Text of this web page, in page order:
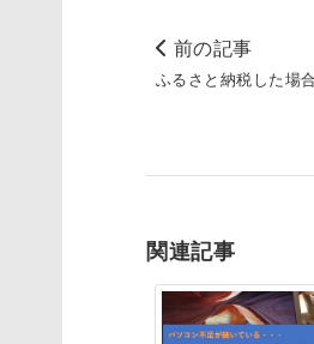
前の記事
ふるさと納税した場
関連記事